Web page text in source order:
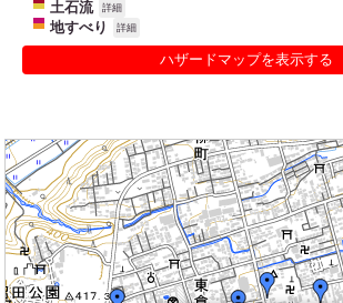
土石流 詳細
地すべり 詳細
ハザードマップを表示する